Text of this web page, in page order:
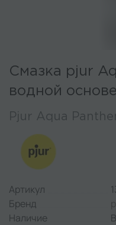
Смазка pjur
водной
Pjur Aqua
Артикул
Бренд
Наличие